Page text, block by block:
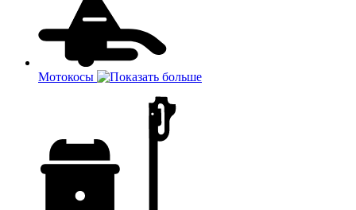
Мотокосы